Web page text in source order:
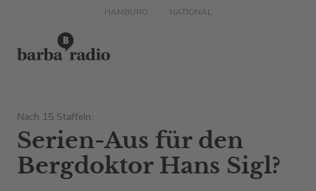
HAMBURG NATIONAL
Nach 15 Staffeln:
Serien-Aus für den
Bergdoktor Hans Sigl?